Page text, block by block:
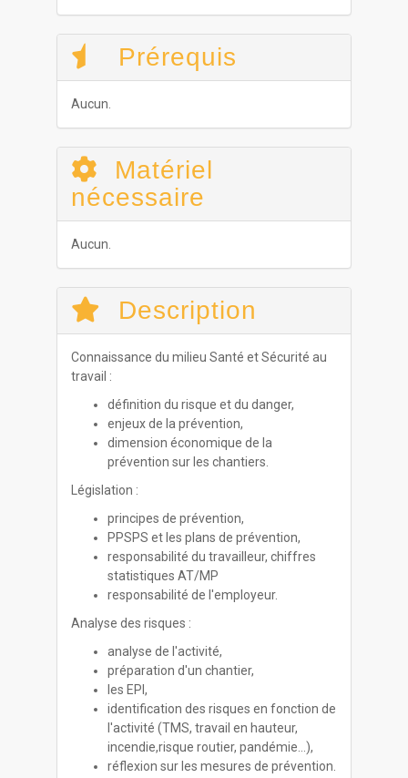
Prérequis
Aucun.
Matériel
nécessaire
Aucun.
Description
Connaissance du milieu Santé et Sécurité au
travail :
définition du risque et du danger,
enjeux de la prévention,
dimension économique de la
prévention sur les chantiers.
Législation :
principes de prévention,
PPSPS et les plans de prévention,
responsabilité du travailleur, chiffres
statistiques AT/MP
responsabilité de l'employeur.
Analyse des risques :
analyse de l'activité,
préparation d'un chantier,
les EPI,
identification des risques en fonction de
l'activité (TMS, travail en hauteur,
incendie,risque routier, pandémie…),
réflexion sur les mesures de prévention.